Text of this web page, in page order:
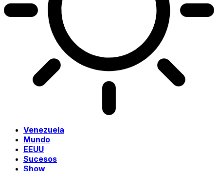
Venezuela
Mundo
EEUU
Sucesos
Show